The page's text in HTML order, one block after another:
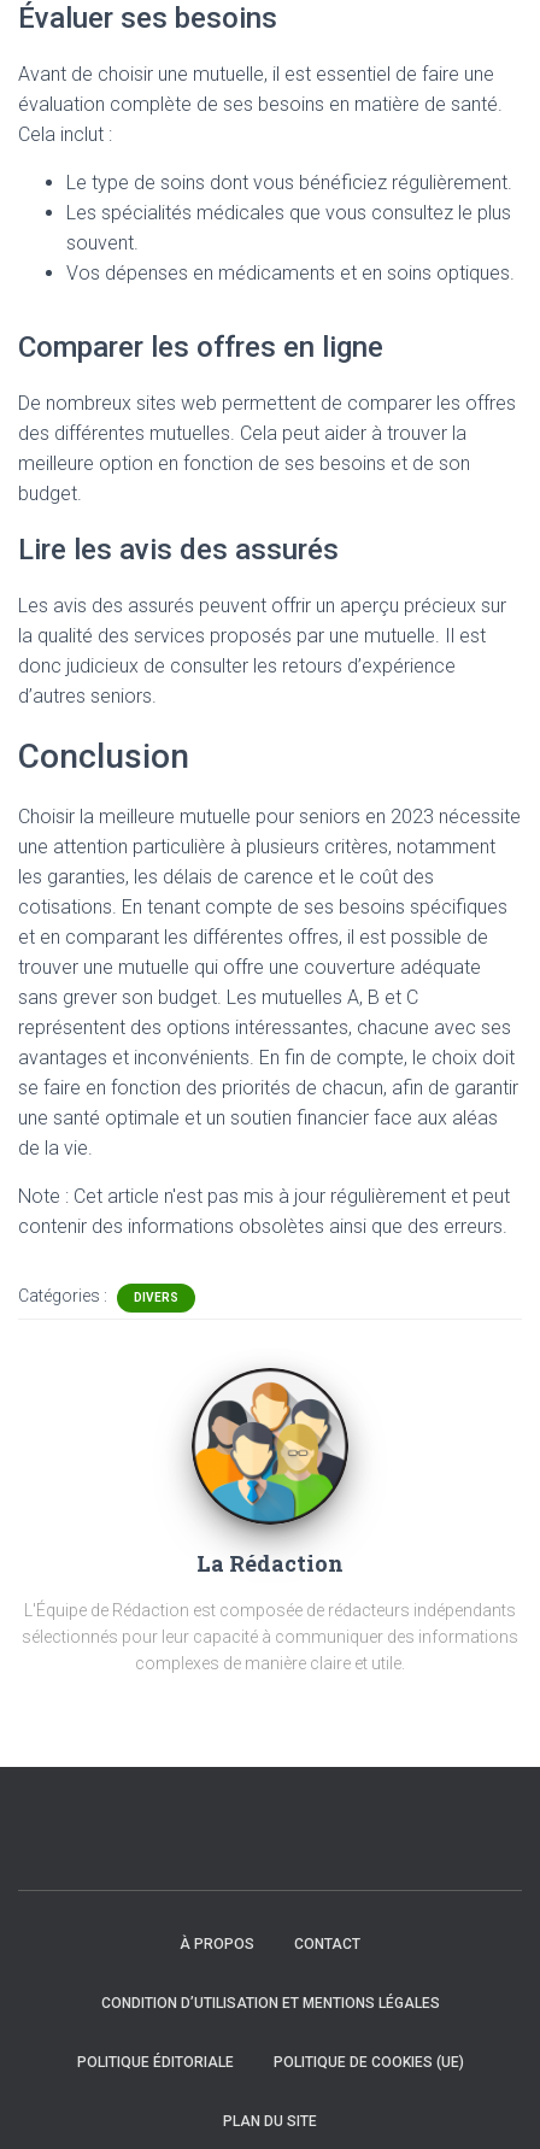
Évaluer ses besoins
Avant de choisir une mutuelle, il est essentiel de faire une
évaluation complète de ses besoins en matière de santé.
Cela inclut :
Le type de soins dont vous bénéficiez régulièrement.
Les spécialités médicales que vous consultez le plus
souvent.
Vos dépenses en médicaments et en soins optiques.
Comparer les offres en ligne
De nombreux sites web permettent de comparer les offres
des différentes mutuelles. Cela peut aider à trouver la
meilleure option en fonction de ses besoins et de son
budget.
Lire les avis des assurés
Les avis des assurés peuvent offrir un aperçu précieux sur
la qualité des services proposés par une mutuelle. Il est
donc judicieux de consulter les retours d’expérience
d’autres seniors.
Conclusion
Choisir la meilleure mutuelle pour seniors en 2023 nécessite
une attention particulière à plusieurs critères, notamment
les garanties, les délais de carence et le coût des
cotisations. En tenant compte de ses besoins spécifiques
et en comparant les différentes offres, il est possible de
trouver une mutuelle qui offre une couverture adéquate
sans grever son budget. Les mutuelles A, B et C
représentent des options intéressantes, chacune avec ses
avantages et inconvénients. En fin de compte, le choix doit
se faire en fonction des priorités de chacun, afin de garantir
une santé optimale et un soutien financier face aux aléas
de la vie.
Note : Cet article n'est pas mis à jour régulièrement et peut
contenir des informations obsolètes ainsi que des erreurs.
Catégories : DIVERS
La Rédaction
L'Équipe de Rédaction est composée de rédacteurs indépendants
sélectionnés pour leur capacité à communiquer des informations
complexes de manière claire et utile.
À PROPOS CONTACT
CONDITION D’UTILISATION ET MENTIONS LÉGALES
POLITIQUE ÉDITORIALE POLITIQUE DE COOKIES (UE)
PLAN DU SITE